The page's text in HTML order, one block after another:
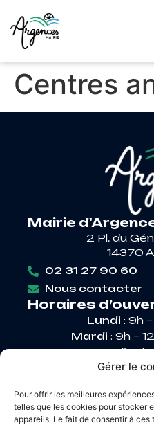
Gérer le
Pour offrir les meilleures
telles que les cookies pour stocker
appareils. Le fait de consentir à
principal
Centres
Mairie
2 Pl. du
14370
02 31 27 90 60
Nous contacter
Horaires
Lundi : 9h
Mardi : 9h –
Mercredi: 9h
Jeudi: 9h –